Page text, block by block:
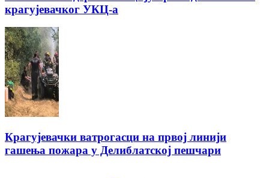
крагујевачког УКЦ-а
Крагујевачки ватрогасци на првој линији
гашења пожара у Делиблатској пешчари